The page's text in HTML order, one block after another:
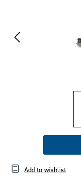
Add to wishlist